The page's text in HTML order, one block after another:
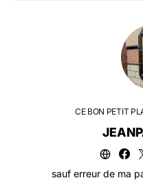
CE BON PETIT
sauf erreur de ma